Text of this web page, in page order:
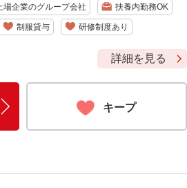
場企業のグループ会社 扶養内勤務OK
制服貸与 研修制度あり
詳細を見る
キープ